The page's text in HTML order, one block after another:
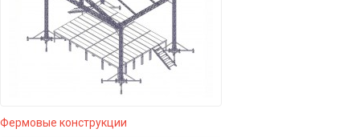
Фермовые конструкции